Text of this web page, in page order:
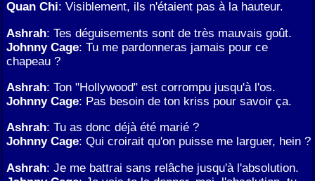
Quan Chi: Visiblement, ils n'étaient pas à la hauteur.
Ashrah: Tes déguisements sont de très mauvais goût.
Johnny Cage: Tu me pardonneras jamais pour ce
chapeau ?
Ashrah: Ton "Hollywood" est corrompu jusqu'à l'os.
Johnny Cage: Pas besoin de ton kriss pour savoir ça.
Ashrah: Tu as donc déjà été marié ?
Johnny Cage: Qui croirait qu'on puisse me larguer, hein ?
Ashrah: Je me battrai sans relâche jusqu'à l'absolution.